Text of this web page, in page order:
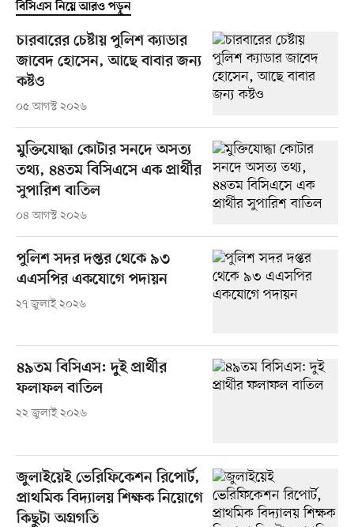
বিসিএস নিয়ে আরও পড়ুন
চারবারের চেষ্টায় পুলিশ ক্যাডার
জাবেদ হোসেন, আছে বাবার জন্য
কষ্টও
০৫ আগস্ট ২০২৬
মুক্তিযোদ্ধা কোটার সনদে অসত্য
তথ্য, ৪৪তম বিসিএসে এক প্রার্থীর
সুপারিশ বাতিল
০৪ আগস্ট ২০২৬
পুলিশ সদর দপ্তর থেকে ৯৩
এএসপির একযোগে পদায়ন
২৭ জুলাই ২০২৬
৪৯তম বিসিএস: দুই প্রার্থীর
ফলাফল বাতিল
২২ জুলাই ২০২৬
জুলাইয়েই ভেরিফিকেশন রিপোর্ট,
প্রাথমিক বিদ্যালয় শিক্ষক নিয়োগে
কিছুটা অগ্রগতি